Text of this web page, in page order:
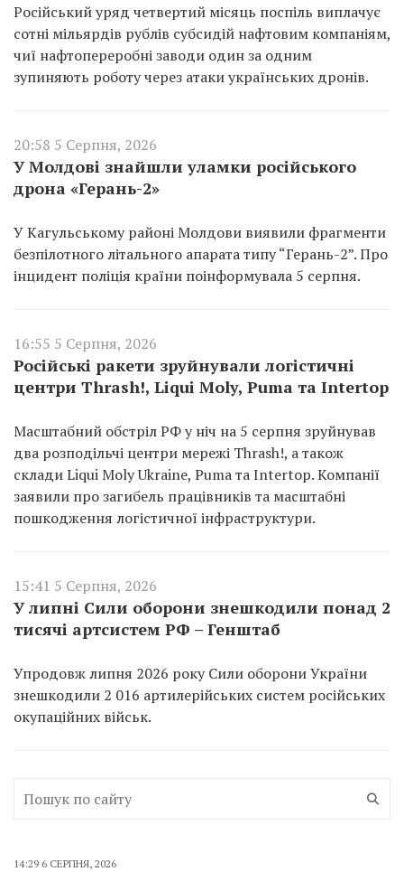
Російський уряд четвертий місяць поспіль виплачує
сотні мільярдів рублів субсидій нафтовим компаніям,
чиї нафтопереробні заводи один за одним
зупиняють роботу через атаки українських дронів.
20:58 5 Серпня, 2026
У Молдові знайшли уламки російського
дрона «Герань-2»
У Кагульському районі Молдови виявили фрагменти
безпілотного літального апарата типу “Герань-2”. Про
інцидент поліція країни поінформувала 5 серпня.
16:55 5 Серпня, 2026
Російські ракети зруйнували логістичні
центри Thrash!, Liqui Moly, Puma та Intertop
Масштабний обстріл РФ у ніч на 5 серпня зруйнував
два розподільчі центри мережі Thrash!, а також
склади Liqui Moly Ukraine, Puma та Intertop. Компанії
заявили про загибель працівників та масштабні
пошкодження логістичної інфраструктури.
15:41 5 Серпня, 2026
У липні Сили оборони знешкодили понад 2
тисячі артсистем РФ – Генштаб
Упродовж липня 2026 року Сили оборони України
знешкодили 2 016 артилерійських систем російських
окупаційних військ.
14:29 6 СЕРПНЯ, 2026